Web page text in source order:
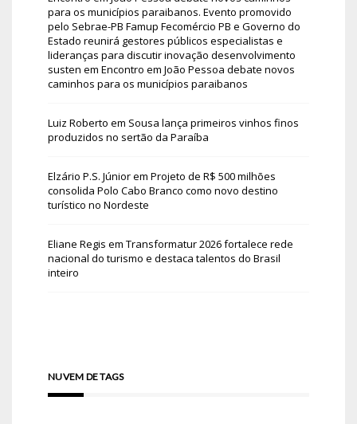
para os municípios paraibanos. Evento promovido
pelo Sebrae-PB Famup Fecomércio PB e Governo do
Estado reunirá gestores públicos especialistas e
lideranças para discutir inovação desenvolvimento
susten em Encontro em João Pessoa debate novos
caminhos para os municípios paraibanos
Luiz Roberto em Sousa lança primeiros vinhos finos
produzidos no sertão da Paraíba
Elzário P.S. Júniorem Projeto de R$ 500 milhões
consolida Polo Cabo Branco como novo destino
turístico no Nordeste
Eliane Regis em Transformatur 2026 fortalece rede
nacional do turismo e destaca talentos do Brasil
inteiro
NUVEM DE TAGS